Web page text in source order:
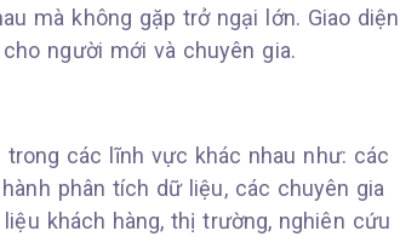
mà không gặp trở ngại lớn. Giao diện
người mới và chuyên gia.
các lĩnh vực khác nhau như: các
phân tích dữ liệu, các chuyên gia
khách hàng, thị trường, nghiên cứu